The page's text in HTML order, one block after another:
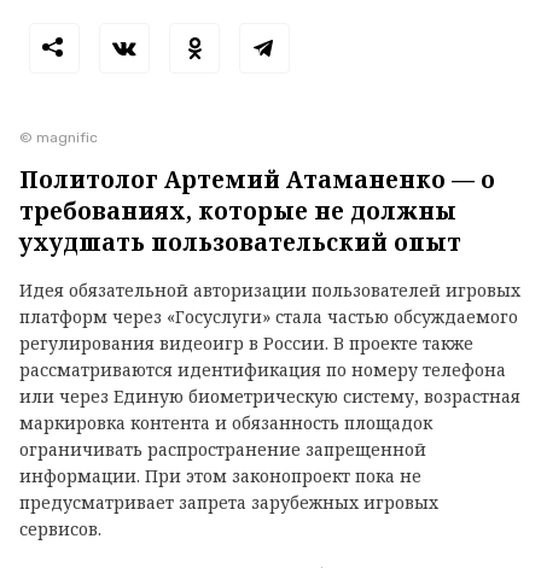
© magnific
Политолог Артемий Атаманенко — о
требованиях, которые не должны
ухудшать пользовательский опыт
Идея обязательной авторизации пользователей игровых
платформ через «Госуслуги» стала частью обсуждаемого
регулирования видеоигр в России. В проекте также
рассматриваются идентификация по номеру телефона
или через Единую биометрическую систему, возрастная
маркировка контента и обязанность площадок
ограничивать распространение запрещенной
информации. При этом законопроект пока не
предусматривает запрета зарубежных игровых
сервисов.